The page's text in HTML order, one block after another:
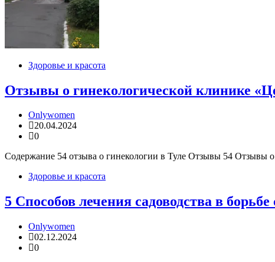
Здоровье и красота
Отзывы о гинекологической клинике
Onlywomen
20.04.2024
0
Содержание 54 отзыва о гинекологии в Туле Отзывы 54 Отзывы
Здоровье и красота
5 Способов лечения садоводства в
Onlywomen
02.12.2024
0